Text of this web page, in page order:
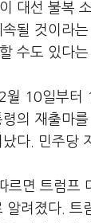
대선 불복
될 것이라
수도 있다는
월 10일부터
령의 재출마
다. 민주당
르면 트럼프
알려졌다. 트